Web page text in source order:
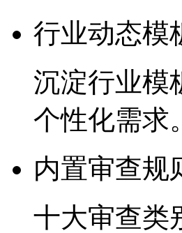
行业动态模
沉淀行业模
个性化需求。
内置审查规
十大审查类别